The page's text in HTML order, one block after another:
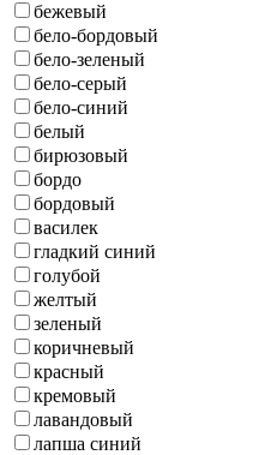
бежевый
бело-бордовый
бело-зеленый
бело-серый
бело-синий
белый
бирюзовый
бордо
бордовый
василек
гладкий синий
голубой
желтый
зеленый
коричневый
красный
кремовый
лавандовый
лапша синий